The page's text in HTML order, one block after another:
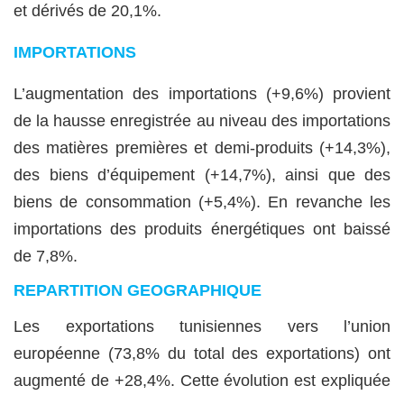
et dérivés de 20,1%.
IMPORTATIONS
L’augmentation des importations (+9,6%) provient
de la hausse enregistrée au niveau des importations
des matières premières et demi-produits (+14,3%),
des biens d’équipement (+14,7%), ainsi que des
biens de consommation (+5,4%). En revanche les
importations des produits énergétiques ont baissé
de 7,8%.
REPARTITION GEOGRAPHIQUE
Les exportations tunisiennes vers l’union
européenne (73,8% du total des exportations) ont
augmenté de +28,4%. Cette évolution est expliquée